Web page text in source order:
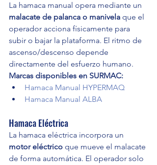
La hamaca manual opera mediante un
malacate de palanca o manivela que el
operador acciona físicamente para
subir o bajar la plataforma. El ritmo de
ascenso/descenso depende
directamente del esfuerzo humano.
Marcas disponibles en SURMAC:
Hamaca Manual HYPERMAQ
Hamaca Manual ALBA
Hamaca Eléctrica
La hamaca eléctrica incorpora un
motor eléctrico que mueve el malacate
de forma automática. El operador solo